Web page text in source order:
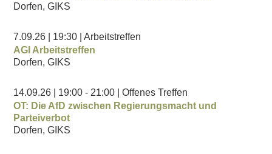
Dorfen, GIKS
7.09.26 | 19:30
| Arbeitstreffen
AGI Arbeitstreffen
Dorfen, GIKS
14.09.26 | 19:00 - 21:00
| Offenes Treffen
OT: Die AfD zwischen Regierungsmacht und
Parteiverbot
Dorfen, GIKS